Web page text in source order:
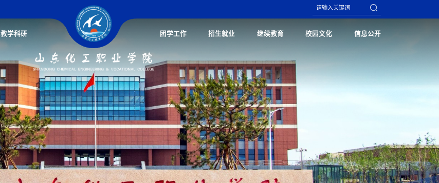
教学科研 团学工作 招生就业 继续教育 校园文化 信息公开